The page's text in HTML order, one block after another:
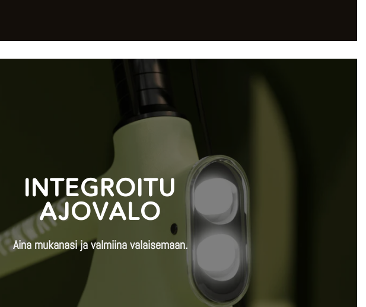
INTEGROITU
AJOVALO
Aina mukanasi ja valmiina valaisemaan.